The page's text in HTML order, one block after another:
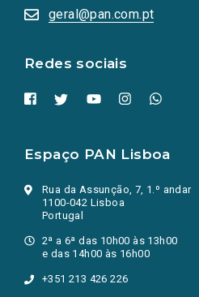
geral@pan.com.pt
Redes sociais
numa
nova
Espaço PAN Lisboa
Rua da Assunção, 7, 1.º andar
1100-042 Lisboa
Portugal
2ª a 6ª das 10h00 às 13h00
e das 14h00 às 16h00
+351 213 426 226